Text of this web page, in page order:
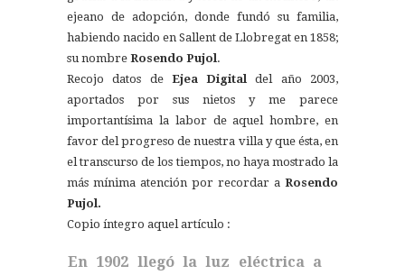
ejeano de adopción, donde fundó su familia,
habiendo nacido en Sallent de Llobregat en 1858;
su nombre Rosendo Pujol .
Recojo datos de Ejea Digital
del año 2003,
aportados por sus nietos y me parece
importantísima la labor de aquel hombre, en
favor del progreso de nuestra villa y que ésta, en
el transcurso de los tiempos, no haya mostrado la
más mínima atención por recordar a Rosendo
Pujol.
Copio íntegro aquel artículo :
En 1902 llegó la luz eléctrica a